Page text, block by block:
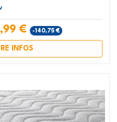
€ -140,75 €
INFOS